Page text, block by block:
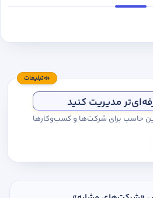
تبلیغات
مدیریت کنید
حاسب برای شرکت‌ها و کسب‌وکارها